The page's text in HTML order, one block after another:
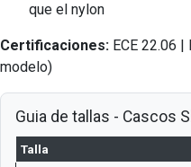
que el nylon
Certificaciones: ECE 22.06
modelo)
Guia de tallas - Cascos
Talla